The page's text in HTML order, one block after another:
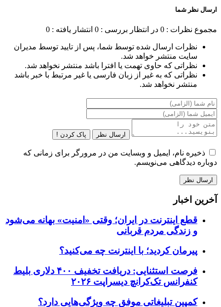
ارسال نظر شما
مجموع نظرات : 0 در انتظار بررسی : 0 انتشار یافته : 0
نظرات ارسال شده توسط شما، پس از تایید توسط مدیران
سایت منتشر خواهد شد.
نظراتی که حاوی تهمت یا افترا باشد منتشر نخواهد شد.
نظراتی که به غیر از زبان فارسی یا غیر مرتبط با خبر باشد
منتشر نخواهد شد.
ارسال نظر پاک کردن !
ذخیره نام، ایمیل و وبسایت من در مرورگر برای زمانی که
دوباره دیدگاهی می‌نویسم.
آخرین اخبار
قطع اینترنت در ایران؛ وقتی «امنیت» بهانه می‌شود
و زندگی مردم قربانی
پیرمان کردید؛ با اینترنت چه می‌کنید؟
فرصت استثنایی: دریافت تخفیف ۴۰۰ دلاری بلیط
کنفرانس تک‌کرانچ دیسراپت ۲۰۲۶
کمپین تبلیغاتی موفق چه ویژگی‌هایی دارد؟